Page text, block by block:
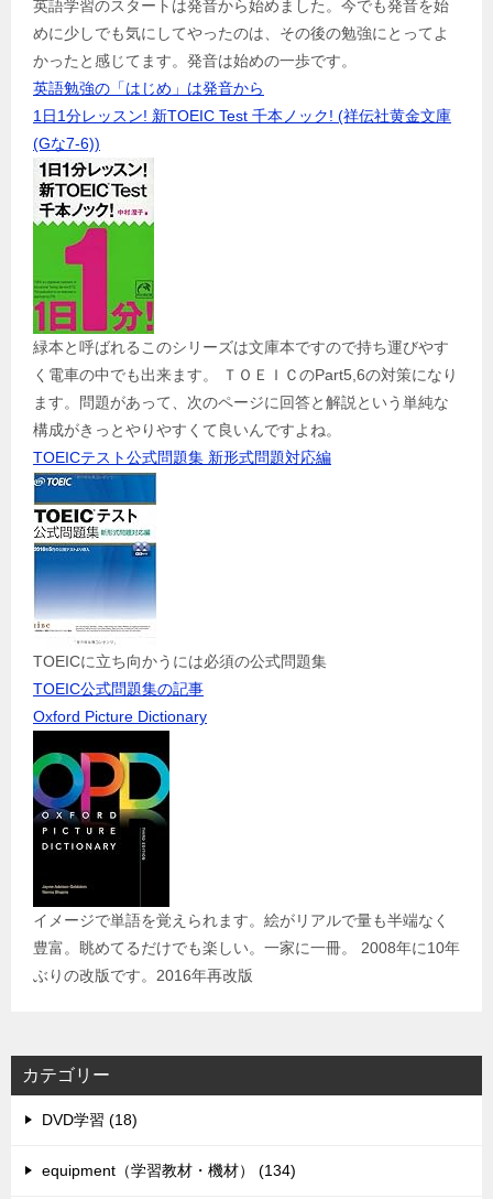
英語学習のスタートは発音から始めました。今でも発音を始
めに少しでも気にしてやったのは、その後の勉強にとってよ
かったと感じてます。発音は始めの一歩です。
英語勉強の「はじめ」は発音から
1日1分レッスン! 新TOEIC Test 千本ノック! (祥伝社黄金文庫
(Gな7-6))
緑本と呼ばれるこのシリーズは文庫本ですので持ち運びやす
く電車の中でも出来ます。 ＴＯＥＩＣのPart5,6の対策になり
ます。問題があって、次のページに回答と解説という単純な
構成がきっとやりやすくて良いんですよね。
TOEICテスト公式問題集 新形式問題対応編
TOEICに立ち向かうには必須の公式問題集
TOEIC公式問題集の記事
Oxford Picture Dictionary
イメージで単語を覚えられます。絵がリアルで量も半端なく
豊富。眺めてるだけでも楽しい。一家に一冊。 2008年に10年
ぶりの改版です。2016年再改版
カテゴリー
DVD学習 (18)
equipment（学習教材・機材） (134)